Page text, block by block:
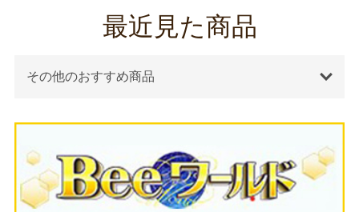
最近見た商品
その他のおすすめ商品